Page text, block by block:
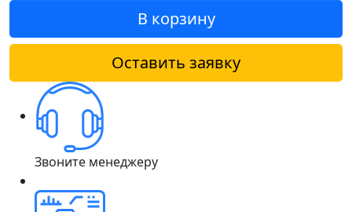
В корзину
Оставить заявку
Звоните менеджеру